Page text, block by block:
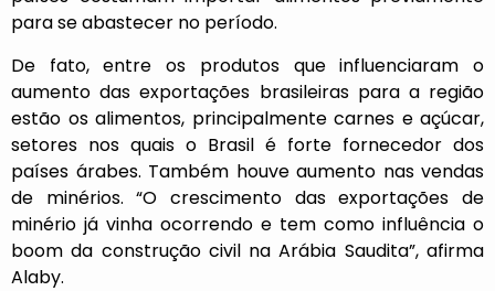
para se abastecer no período.
De fato, entre os produtos que influenciaram o
aumento das exportações brasileiras para a região
estão os alimentos, principalmente carnes e açúcar,
setores nos quais o Brasil é forte fornecedor dos
países árabes. Também houve aumento nas vendas
de minérios. “O crescimento das exportações de
minério já vinha ocorrendo e tem como influência o
boom da construção civil na Arábia Saudita”, afirma
Alaby.